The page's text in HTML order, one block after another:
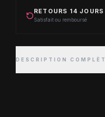
RETOURS 14 JOURS
Satisfait ou remboursé
DESCRIPTION